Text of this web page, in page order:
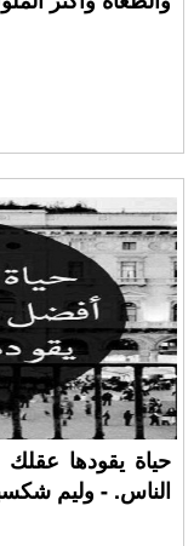
حياة يقودها
الناس. - وليم